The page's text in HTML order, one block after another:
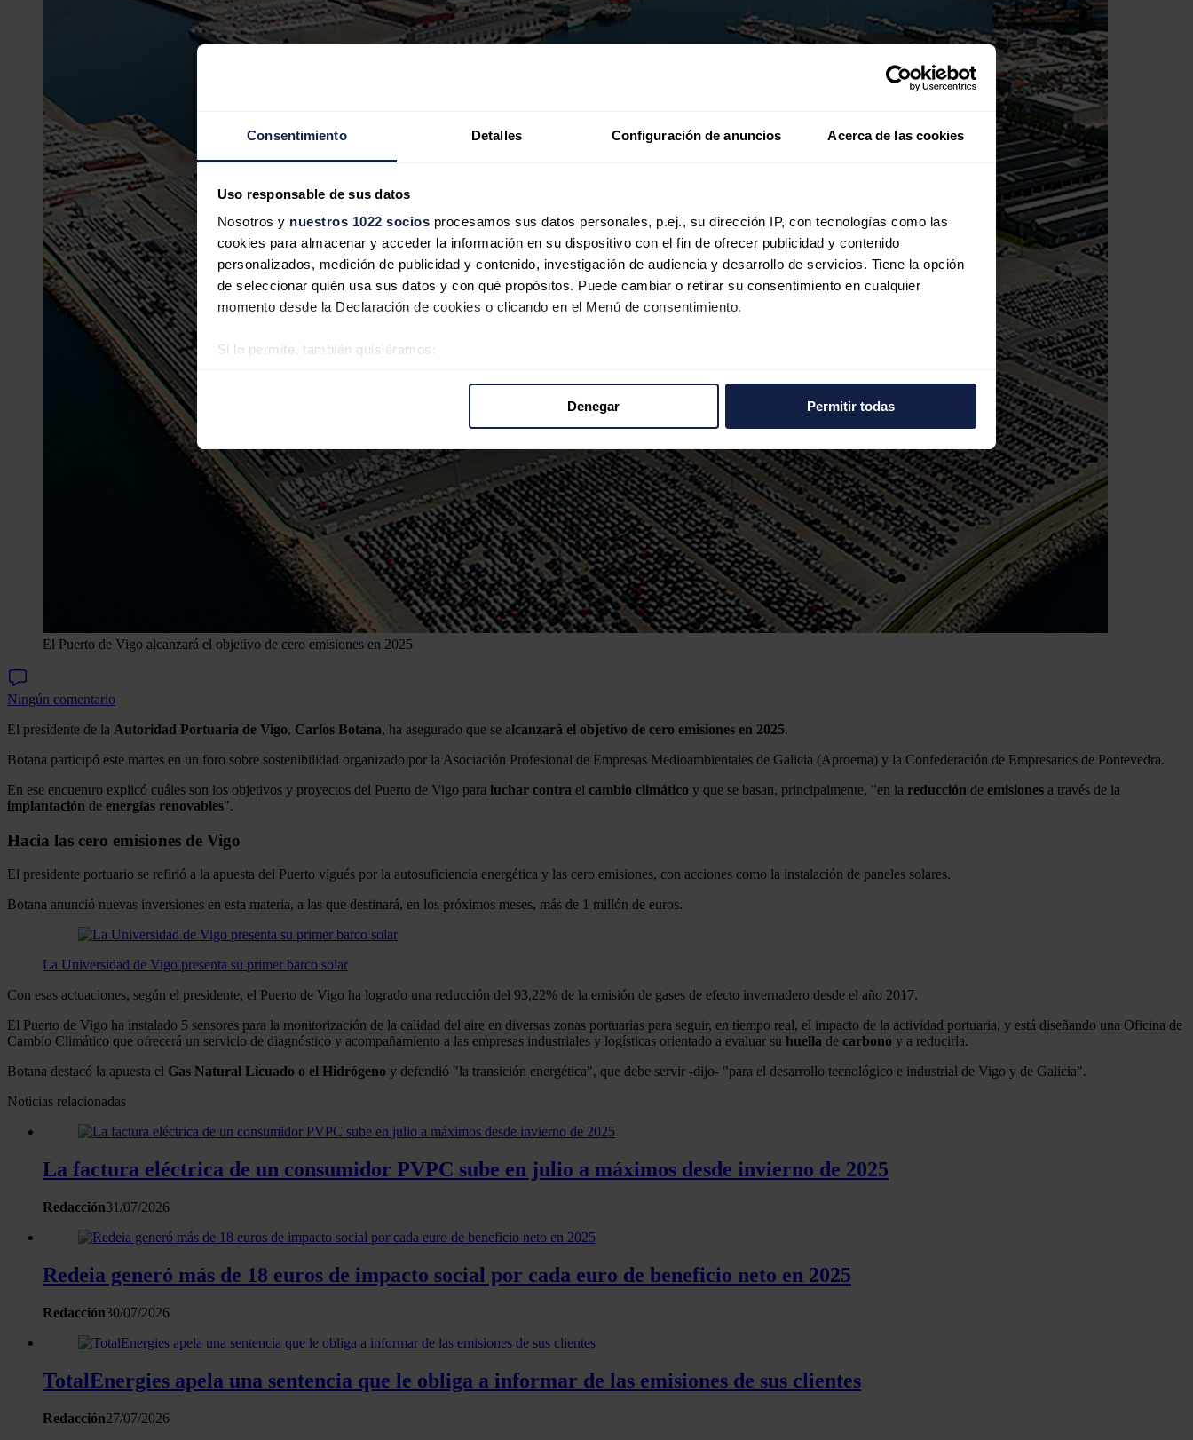
Consentimiento Detalles Configuración de anuncios Acerca de las cookies
Uso responsable de sus datos
Nosotros y nuestros 1022 socios procesamos sus datos personales, p.ej., su dirección IP, con tecnologías como las
cookies para almacenar y acceder la información en su dispositivo con el fin de ofrecer publicidad y contenido
personalizados, medición de publicidad y contenido, investigación de audiencia y desarrollo de servicios. Tiene la opción
de seleccionar quién usa sus datos y con qué propósitos. Puede cambiar o retirar su consentimiento en cualquier
momento desde la Declaración de cookies o clicando en el Menú de consentimiento.
Si lo permite, también quisiéramos:
Las cookies de este sitio web se usan para personalizar el contenido y los anuncios, ofrecer funciones de redes sociales
y analizar el tráfico. Además, compartimos información sobre el uso que haga del sitio web con nuestros partners de
redes sociales, publicidad y análisis web, quienes pueden combinarla con otra información que les haya proporcionado o
que hayan recopilado a partir del uso que haya hecho de sus servicios.
Denegar Permitir todas
El Puerto de Vigo alcanzará el objetivo de cero emisiones en 2025
Ningún comentario
El presidente de la Autoridad Portuaria de Vigo, Carlos Botana, ha asegurado que se alcanzará el objetivo de cero emisiones en 2025.
Botana participó este martes en un foro sobre sostenibilidad organizado por la Asociación Profesional de Empresas Medioambientales de Galicia (Aproema) y la Confederación de Empresarios de Pontevedra.
En ese encuentro explicó cuáles son los objetivos y proyectos del Puerto de Vigo para luchar contra el cambio climático y que se basan, principalmente, "en la reducción de emisiones a través de la
implantación de energías renovables".
Hacia las cero emisiones de Vigo
El presidente portuario se refirió a la apuesta del Puerto vigués por la autosuficiencia energética y las cero emisiones, con acciones como la instalación de paneles solares.
Botana anunció nuevas inversiones en esta materia, a las que destinará, en los próximos meses, más de 1 millón de euros.
La Universidad de Vigo presenta su primer barco solar
Con esas actuaciones, según el presidente, el Puerto de Vigo ha logrado una reducción del 93,22% de la emisión de gases de efecto invernadero desde el año 2017.
El Puerto de Vigo ha instalado 5 sensores para la monitorización de la calidad del aire en diversas zonas portuarias para seguir, en tiempo real, el impacto de la actividad portuaria, y está diseñando una Oficina de
Cambio Climático que ofrecerá un servicio de diagnóstico y acompañamiento a las empresas industriales y logísticas orientado a evaluar su huella de carbono y a reducirla.
Botana destacó la apuesta el Gas Natural Licuado o el Hidrógeno y defendió "la transición energética", que debe servir -dijo- "para el desarrollo tecnológico e industrial de Vigo y de Galicia".
Noticias relacionadas
La factura eléctrica de un consumidor PVPC sube en julio a máximos desde invierno de 2025
Redacción31/07/2026
Redeia generó más de 18 euros de impacto social por cada euro de beneficio neto en 2025
Redacción30/07/2026
TotalEnergies apela una sentencia que le obliga a informar de las emisiones de sus clientes
Redacción27/07/2026